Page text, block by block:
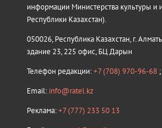
информации Министерства культуры и
Республики Казахстан).
050026, Республика Казахстан, г.
здание 23, 225 офис, БЦ Дарын
Телефон редакции:+7 (708) 970-96-68 ;
Email: info@ratel.kz
Реклама:+7 (777) 233 50 13